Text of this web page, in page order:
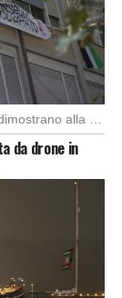
da drone in